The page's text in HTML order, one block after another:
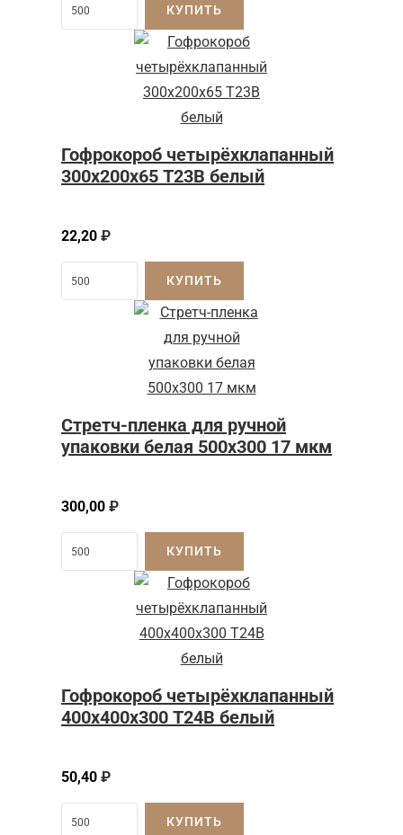
КУПИТЬ
Гофрокороб четырёхклапанный
300х200х65 Т23В белый
22,20 ₽
КУПИТЬ
Стретч-пленка для ручной
упаковки белая 500х300 17 мкм
300,00 ₽
КУПИТЬ
Гофрокороб четырёхклапанный
400х400х300 Т24В белый
50,40 ₽
КУПИТЬ